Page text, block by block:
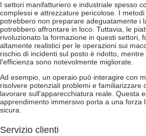
I settori manifatturiero e industriale spesso
complessi e attrezzature pericolose. I
potrebbero non preparare adeguatamente i
potrebbero affrontare in loco. Tuttavia, le
rivoluzionato la formazione in questi settori,
altamente realistici per le operazioni sui
rischio di incidenti sul posto è ridotto,
l'efficienza sono notevolmente migliorate.
Ad esempio, un operaio può interagire con
risolvere potenziali problemi e familiarizzare
lavorare sull'apparecchiatura reale. Questa
apprendimento immersivo porta a una forza
sicura.
Servizio clienti